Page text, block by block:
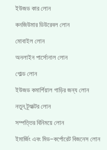
ইউজড কার লোন
কনজিউমার ডিউরেবল লোন
মোবাইল লোন
অনলাইন পার্সোনাল লোন
গোল্ড লোন
ইউজড কমার্শিয়াল গাড়ির জন্য লোন
নতুন ট্র্যাক্টর লোন
সম্পত্তির বিনিময়ে লোন
ইমার্জিং এবং মিড-কর্পোরেট বিজনেস লোন